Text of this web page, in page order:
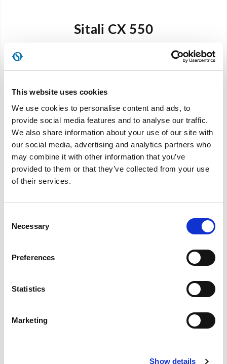
This website uses cookies
We use cookies to personalise content and ads, to
provide social media features and to analyse our traffic.
We also share information about your use of our site with
our social media, advertising and analytics partners who
may combine it with other information that you’ve
provided to them or that they’ve collected from your use
of their services.
Selection
Necessary
Preferences
Statistics
Marketing
Show details
Sitali CX 550
Ducted dual-flow unit voor verticale installatie
Ontdek meer